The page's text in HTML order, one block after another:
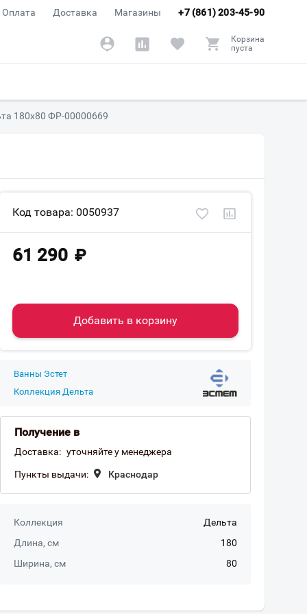
+7 (861) 203-45-90
Оплата Доставка Магазины
Корзина
пуста
180х80 ФР-00000669
Код товара: 0050937
61 290 ₽
Добавить в корзину
Ванны Эстет
Коллекция Дельта
Получение в
Доставка: уточняйте у менеджера
Пункты выдачи: Краснодар
Коллекция
Дельта
Длина, см
180
Ширина, см
80